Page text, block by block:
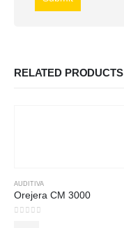
RELATED PRODUCTS
AUDITIVA
Orejera CM 3000